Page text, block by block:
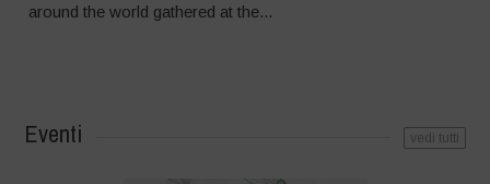
around the world gathered at the...
Eventi vedi tutti